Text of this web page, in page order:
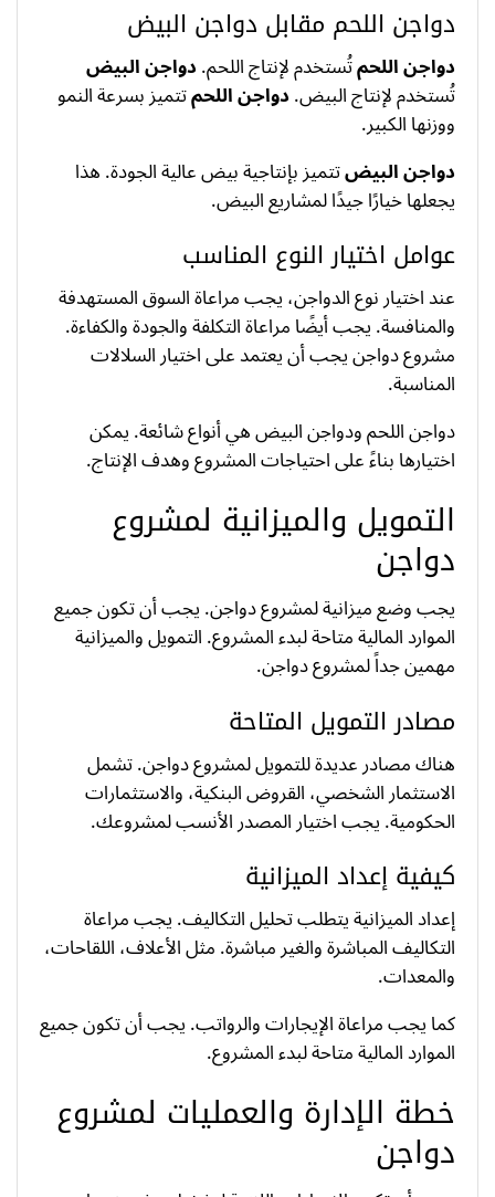
دواجن اللحم مقابل دواجن البيض
دواجن اللحمتُستخدم لإنتاج اللحم.دواجن البيض
تُستخدم لإنتاج البيض.دواجن اللحمتتميز بسرعة النمو
ووزنها الكبير.
دواجن البيضتتميز بإنتاجية بيض عالية الجودة. هذا
يجعلها خيارًا جيدًا لمشاريع البيض.
عوامل اختيار النوع المناسب
عند اختيار نوع الدواجن، يجب مراعاة السوق المستهدفة
والمنافسة. يجب أيضًا مراعاة التكلفة والجودة والكفاءة.
مشروع دواجن يجب أن يعتمد على اختيار السلالات
المناسبة.
دواجن اللحم ودواجن البيض هي أنواع شائعة. يمكن
اختيارها بناءً على احتياجات المشروع وهدف الإنتاج.
التمويل والميزانية لمشروع
دواجن
يجب وضع ميزانية لمشروع دواجن. يجب أن تكون جميع
الموارد المالية متاحة لبدء المشروع. التمويل والميزانية
مهمين جداً لمشروع دواجن.
مصادر التمويل المتاحة
هناك مصادر عديدة للتمويل لمشروع دواجن. تشمل
الاستثمار الشخصي، القروض البنكية، والاستثمارات
الحكومية. يجب اختيار المصدر الأنسب لمشروعك.
كيفية إعداد الميزانية
إعداد الميزانية يتطلب تحليل التكاليف. يجب مراعاة
التكاليف المباشرة والغير مباشرة. مثل الأعلاف، اللقاحات،
والمعدات.
كما يجب مراعاة الإيجارات والرواتب. يجب أن تكون جميع
الموارد المالية متاحة لبدء المشروع.
خطة الإدارة والعمليات لمشروع
دواجن